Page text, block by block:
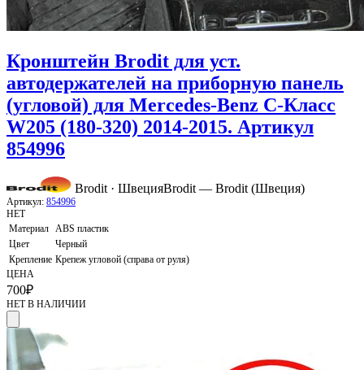
Кронштейн Brodit для уст.
автодержателей на приборную панель
(угловой) для Mercedes-Benz C-Класс
W205 (180-320) 2014-2015. Артикул
854996
Brodit · ШвецияBrodit — Brodit (Швеция)
Артикул: 854996
НЕТ
Материал
ABS пластик
Цвет
Черный
Крепление Крепеж угловой (справа от руля)
ЦЕНА
700₽
НЕТ В НАЛИЧИИ